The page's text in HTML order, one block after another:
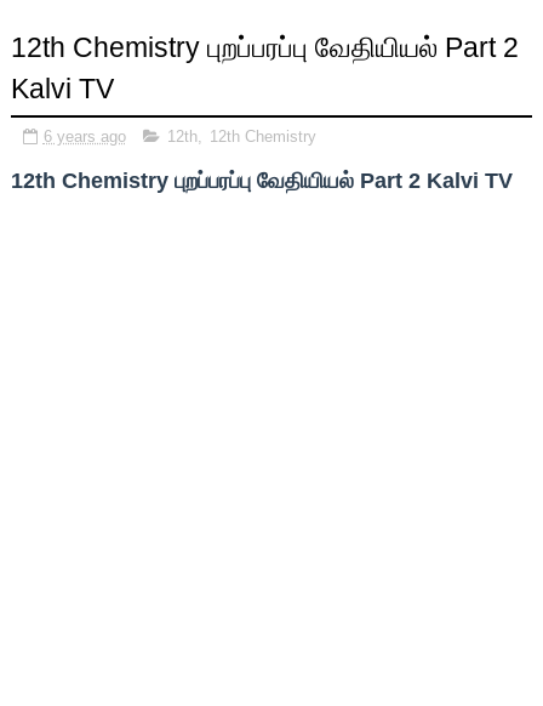
12th Chemistry புறப்பரப்பு வேதியியல் Part 2
Kalvi TV
6 years ago 12th, 12th Chemistry
12th Chemistry புறப்பரப்பு வேதியியல் Part 2 Kalvi TV